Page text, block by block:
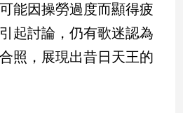
能因操勞過度而顯得疲
起討論，仍有歌迷認為
照，展現出昔日天王的